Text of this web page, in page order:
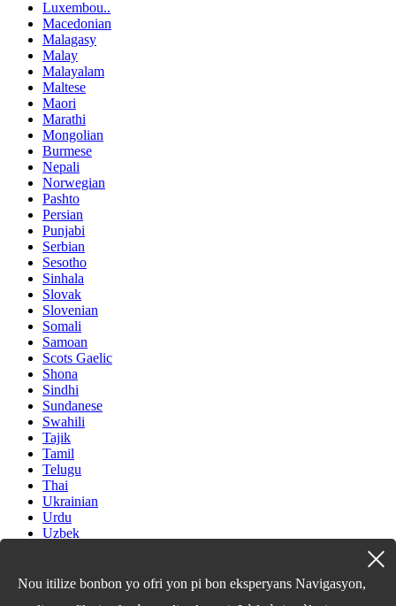
Luxembou..
Macedonian
Malagasy
Malay
Malayalam
Maltese
Maori
Marathi
Mongolian
Burmese
Nepali
Norwegian
Pashto
Persian
Punjabi
Serbian
Sesotho
Sinhala
Slovak
Slovenian
Somali
Samoan
Scots Gaelic
Shona
Sindhi
Sundanese
Swahili
Tajik
Tamil
Telugu
Thai
Ukrainian
Urdu
Uzbek
Xhosa
Nou itilize bonbon yo ofri yon pi bon eksperyans Navigasyon,